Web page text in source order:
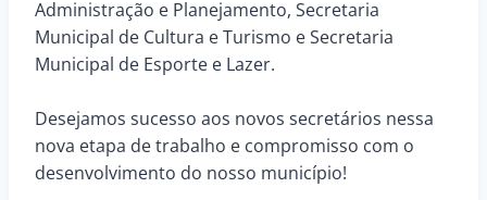
Administração e Planejamento, Secretaria
Municipal de Cultura e Turismo e Secretaria
Municipal de Esporte e Lazer.
Desejamos sucesso aos novos secretários nessa
nova etapa de trabalho e compromisso com o
desenvolvimento do nosso município!